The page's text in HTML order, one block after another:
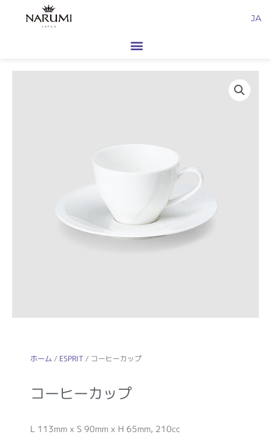
JA
ホーム / ESPRIT / コーヒーカップ
コーヒーカップ
L 113mm x S 90mm x H 65mm, 210cc